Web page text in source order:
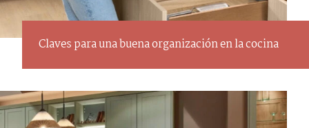
Claves para una buena organización en la cocina